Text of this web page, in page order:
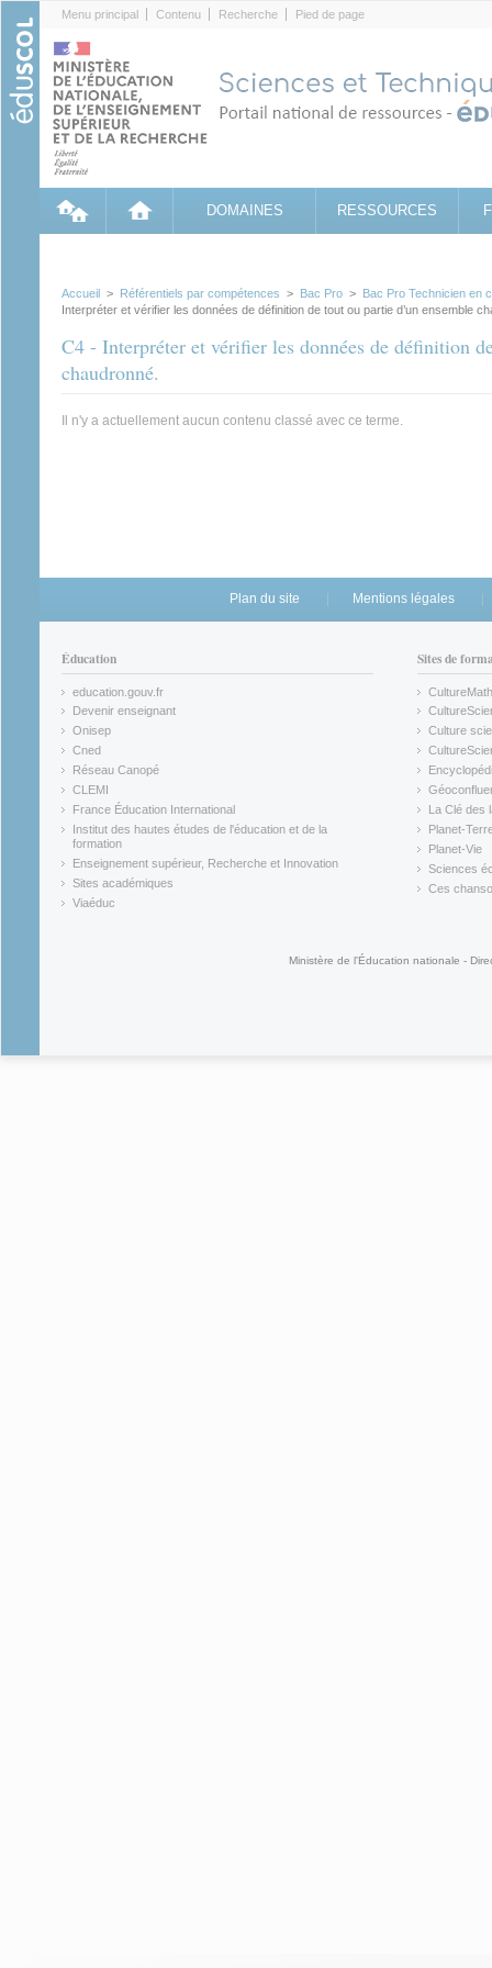
Menu principal Contenu Recherche Pied de page
DOMAINES RESSOURCES
Accueil > Référentiels par compétences > Bac Pro > Bac Pro Technicien en
Interpréter et vérifier les données de définition de tout ou partie d’un ensemble
C4 - Interpréter et vérifier les données de définition
chaudronné.
Il n'y a actuellement aucun contenu classé avec ce terme.
Plan du site Mentions légales
Éducation
education.gouv.fr
(link is external)
Devenir enseignant
(link is external)
Onisep
(link is external)
Cned
(link is external)
Réseau Canopé
(link is external)
CLEMI
(link is external)
France Éducation International
(link is external)
Institut des hautes études de l'éducation et de la
formation
(link is external)
Enseignement supérieur, Recherche et Innovation
(link is external)
Sites académiques
(link is external)
Viaéduc
Sites de
CultureMath
(link is
(link is
Culture
(link is
(link is
(link is
La Clé des
(link is
Planet-
(link is
Planet-Vie
(link is
Sciences
(link is
Ces
Ministère de l'Éducation nationale -